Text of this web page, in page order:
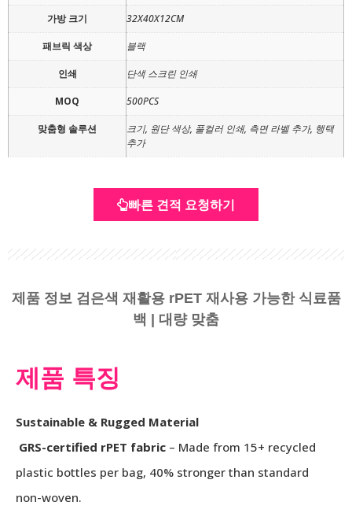
가방 크기 32X40X12CM
패브릭 색상 블랙
인쇄 단색 스크린 인쇄
MOQ 500PCS
맞춤형 솔루션
크기, 원단 색상, 풀컬러 인쇄, 측면 라벨 추가, 행택
추가
빠른 견적 요청하기
제품 정보 검은색 재활용 rPET 재사용 가능한 식료품
백 | 대량 맞춤
제품 특징
Sustainable & Rugged Material
GRS-certified rPET fabric – Made from 15+ recycled
plastic bottles per bag, 40% stronger than standard
non-woven.